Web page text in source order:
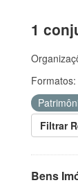
1
Formatos:
Filtrar
Bens